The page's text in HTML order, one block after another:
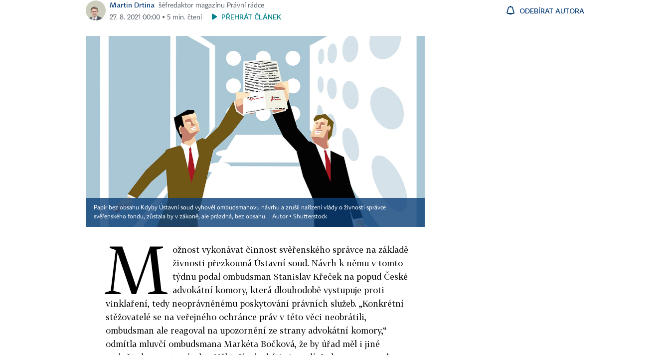
Martin Drtina
šéfredaktor magazínu Právní rádce
27. 8. 2021 00:00 ▪ 5 min. čtení
PŘEHRÁT ČLÁNEK
ODEBÍRAT AUTORA
Papír bez obsahu Kdyby Ústavní soud vyhověl ombudsmanovu návrhu a zrušil nařízení vlády o živnosti správce
svěřenského fondu, zůstala by v zákoně, ale prázdná, bez obsahu.
Autor ▪ Shutterstock
M ožnost vykonávat činnost svěřenského správce na základě
živnosti přezkoumá Ústavní soud. Návrh k němu v tomto
týdnu podal ombudsman Stanislav Křeček na popud České
advokátní komory, která dlouhodobě vystupuje proti
vinklaření, tedy neoprávněnému poskytování právních služeb. „Konkrétní
stěžovatelé se na veřejného ochránce práv v této věci neobrátili,
ombudsman ale reagoval na upozornění ze strany advokátní komory,“
odmítla mluvčí ombudsmana Markéta Bočková, že by úřad měl i jiné